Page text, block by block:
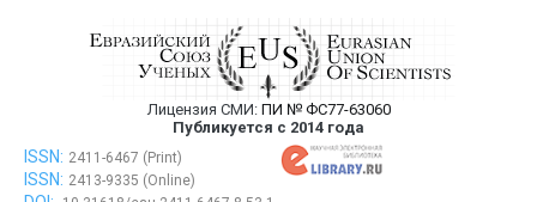
Евразийский Союз Ученых —
публикация научных статей в
Лицензия СМИ: ПИ № ФС77-63060
Публикуется с 2014 года
Евразийский Союз Ученых — публикация научных статей в
ежемесячном научном журнале
ISSN: 2411-6467 (Print)
ISSN: 2413-9335 (Online)